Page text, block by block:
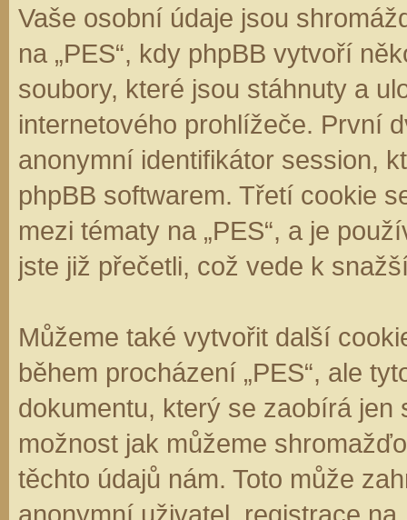
Vaše osobní údaje jsou
na „PES“, kdy phpBB vytvoří
soubory, které jsou stáhnuty a
internetového prohlížeče. První
anonymní identifikátor session,
phpBB softwarem. Třetí cookie
mezi tématy na „PES“, a je
jste již přečetli, což vede k
Můžeme také vytvořit další
během procházení „PES“, ale
dokumentu, který se zaobírá jen
možnost jak můžeme
těchto údajů nám. Toto může